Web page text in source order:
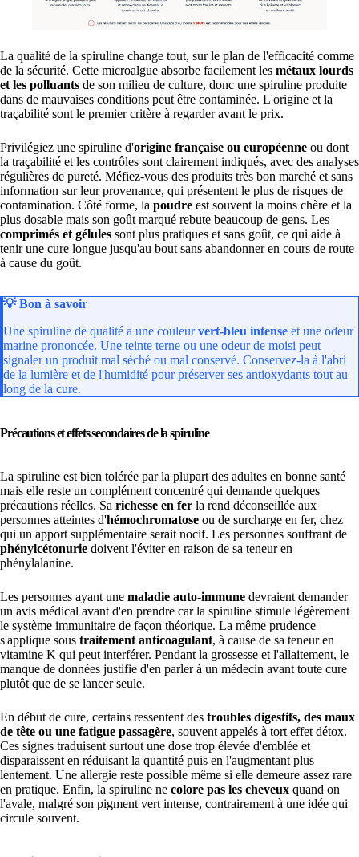
La qualité de la spiruline change tout, sur le plan de l'efficacité comme
de la sécurité. Cette microalgue absorbe facilement les métaux lourds
et les polluants de son milieu de culture, donc une spiruline produite
dans de mauvaises conditions peut être contaminée. L'origine et la
traçabilité sont le premier critère à regarder avant le prix.
Privilégiez une spiruline d'origine française ou européenne ou dont
la traçabilité et les contrôles sont clairement indiqués, avec des analyses
régulières de pureté. Méfiez-vous des produits très bon marché et sans
information sur leur provenance, qui présentent le plus de risques de
contamination. Côté forme, la poudre est souvent la moins chère et la
plus dosable mais son goût marqué rebute beaucoup de gens. Les
comprimés et gélules sont plus pratiques et sans goût, ce qui aide à
tenir une cure longue jusqu'au bout sans abandonner en cours de route
à cause du goût.
💡Bon à savoir
Une spiruline de qualité a une couleurvert-bleu intense et une odeur
marine prononcée. Une teinte terne ou une odeur de moisi peut
signaler un produit mal séché ou mal conservé. Conservez-la à l'abri
de la lumière et de l'humidité pour préserver ses antioxydants tout au
long de la cure.
Précautions et effets secondaires de la spiruline
La spiruline est bien tolérée par la plupart des adultes en bonne santé
mais elle reste un complément concentré qui demande quelques
précautions réelles. Sa richesse en fer la rend déconseillée aux
personnes atteintes d'hémochromatose ou de surcharge en fer, chez
qui un apport supplémentaire serait nocif. Les personnes souffrant de
phénylcétonurie doivent l'éviter en raison de sa teneur en
phénylalanine.
Les personnes ayant une maladie auto-immune devraient demander
un avis médical avant d'en prendre car la spiruline stimule légèrement
le système immunitaire de façon théorique. La même prudence
s'applique sous traitement anticoagulant, à cause de sa teneur en
vitamine K qui peut interférer. Pendant la grossesse et l'allaitement, le
manque de données justifie d'en parler à un médecin avant toute cure
plutôt que de se lancer seule.
En début de cure, certains ressentent des troubles digestifs, des maux
de tête ou une fatigue passagère, souvent appelés à tort effet détox.
Ces signes traduisent surtout une dose trop élevée d'emblée et
disparaissent en réduisant la quantité puis en l'augmentant plus
lentement. Une allergie reste possible même si elle demeure assez rare
en pratique. Enfin, la spiruline ne colore pas les cheveux quand on
l'avale, malgré son pigment vert intense, contrairement à une idée qui
circule souvent.